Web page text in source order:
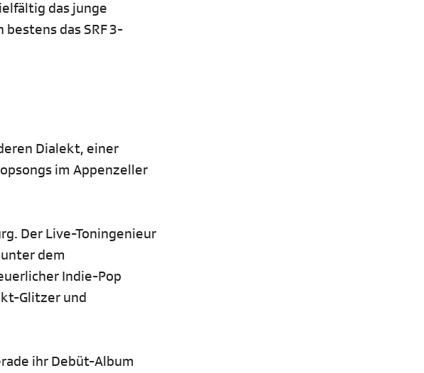
das junge
das SRF 3-
Dialekt, einer
im Appenzeller
Der Live-Toningenieur
dem
Indie-Pop
Glitzer und
ihr Debüt-Album